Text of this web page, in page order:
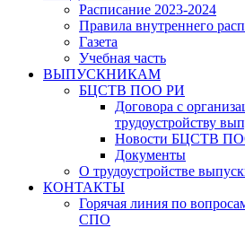
Расписание 2023-2024
Правила внутреннего
Газета
Учебная часть
ВЫПУСКНИКАМ
БЦСТВ ПОО РИ
Договора с
трудоустройству
Новости БЦСТВ
Документы
О трудоустройстве
КОНТАКТЫ
Горячая линия по
СПО